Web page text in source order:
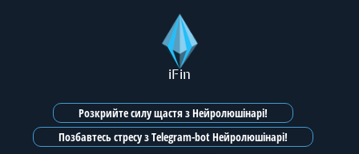
iFin
Розкрийте силу щастя з Нейролюшінарі!
Позбавтесь стресу з Telegram-bot Нейролюшінарі!